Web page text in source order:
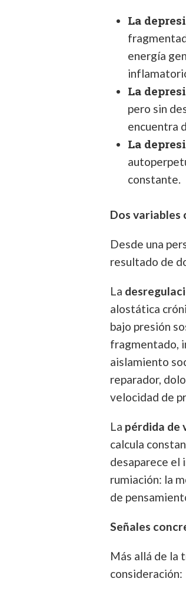
La
energía
La
pero sin
encuentra
La
constante.
Dos variables
Desde una
resultado de
La
alostática
bajo presión
fragmentado,
aislamiento
reparador,
velocidad de
La pérdida de
calcula
desaparece el
rumiación: la
de
Señales
Más allá de la
consideración: